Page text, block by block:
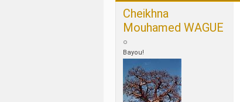
Cheikhna
Mouhamed WAGUE
Bayou!